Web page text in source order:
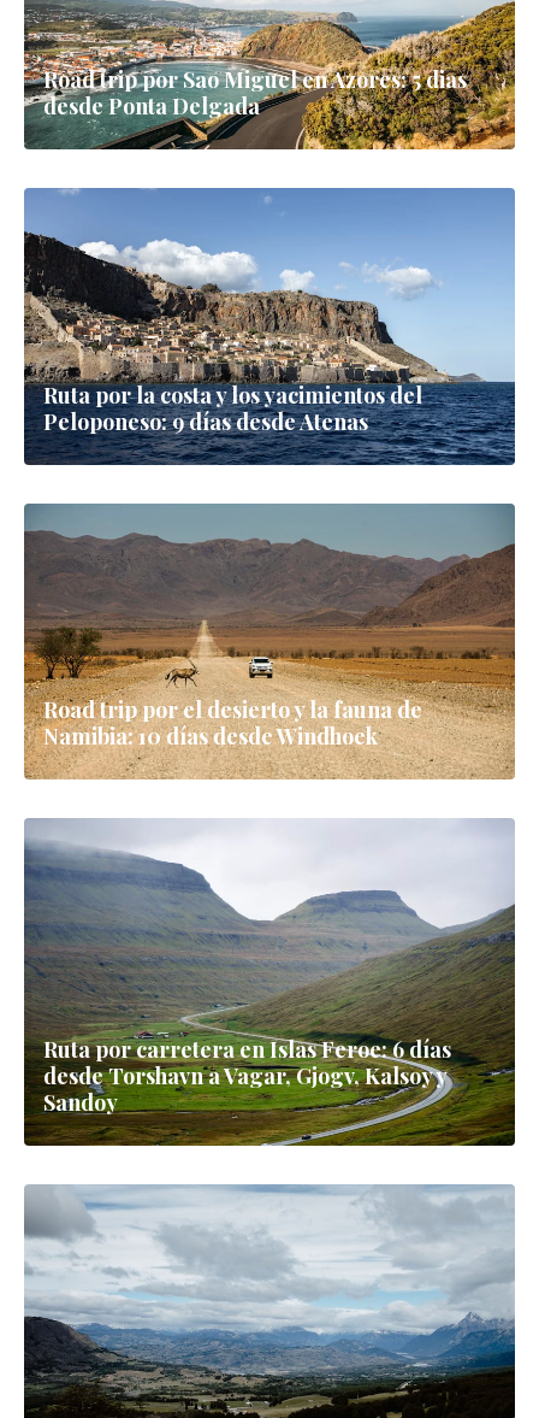
Road trip por Sao Miguel en Azores: 5 dias
desde Ponta Delgada
Ruta por la costa y los yacimientos del
Peloponeso: 9 días desde Atenas
Road trip por el desierto y la fauna de
Namibia: 10 días desde Windhoek
Ruta por carretera en Islas Feroe: 6 días
desde Torshavn a Vagar, Gjogv, Kalsoy y
Sandoy